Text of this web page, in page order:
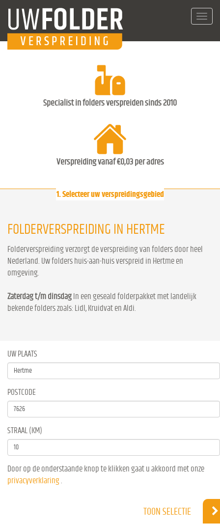
Specialist in folders verspreiden sinds 2010
Verspreiding vanaf €0,03 per adres
1. Selecteer uw verspreidingsgebied
FOLDERVERSPREIDING IN HERTME
Folderverspreiding verzorgt de verspreiding van folders door heel
Nederland. Uw folders huis-aan-huis verspreid in Hertme en
omgeving.
Zaterdag t/m dinsdag In een geseald folderpakket met landelijk
bekende folders zoals: Lidl, Kruidvat en Aldi.
UW PLAATS
POSTCODE
STRAAL (KM)
Door op de onderstaande knop te klikken gaat u akkoord met onze
privacyverklaring
TOON SELECTIE